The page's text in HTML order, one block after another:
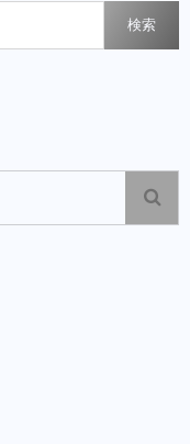
検索